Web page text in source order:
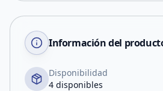
Información del
Disponibilidad
4 disponibles